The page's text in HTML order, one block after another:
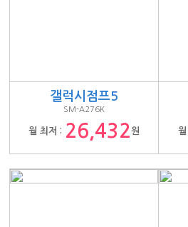
갤럭시점프5
SM-A276K
월 최저 : 26,432원 월